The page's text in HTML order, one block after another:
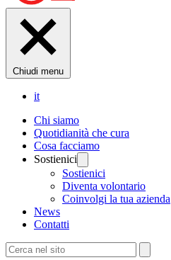
Chiudi menu
it
Chi siamo
Quotidianità che cura
Cosa facciamo
Sostienici
Sostienici
Diventa volontario
Coinvolgi la tua azienda
News
Contatti